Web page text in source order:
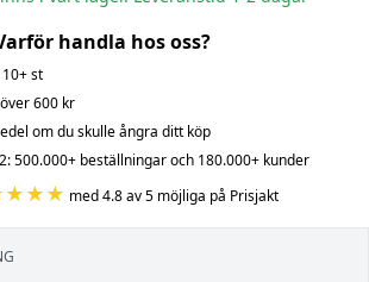
handla hos oss?
st
600 kr
om du skulle ångra ditt köp
500.000+ beställningar och 180.000+ kunder
med 4.8 av 5 möjliga på Prisjakt